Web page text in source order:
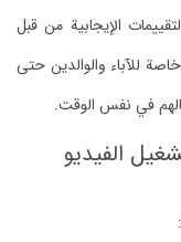
الإيجابية من قبل
للآباء والوالدين حتى
في نفس الوقت.
الفيديو